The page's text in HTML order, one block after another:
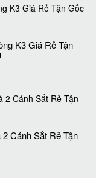
K3 Giá Rẻ Tận
Cánh Sắt Rẻ Tận